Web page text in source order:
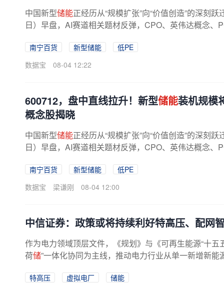
中国新型储能正经历从“规模扩张”向“价值创造”的深刻
日）早盘，AI赛道相关题材反弹，CPO、英伟达概念
南宁百货 新型储能
低PE
数据宝
08-04 12:22
600712，盘中直线拉升！新型储能装机规模
概念股揭晓
中国新型储能正经历从“规模扩张”向“价值创造”的深刻
日）早盘，AI赛道相关题材反弹，CPO、英伟达概念
南宁百货 新型储能
低PE
数据宝
梁谦刚 08-04 12:00
中信证券：政策或将持续利好特高压、配网
作为电力领域顶层文件，《规划》与《可再生能源“十五
荷储”一体化协同为主线，推动电力行业从单一新增新
特高压 虚拟电厂
储能